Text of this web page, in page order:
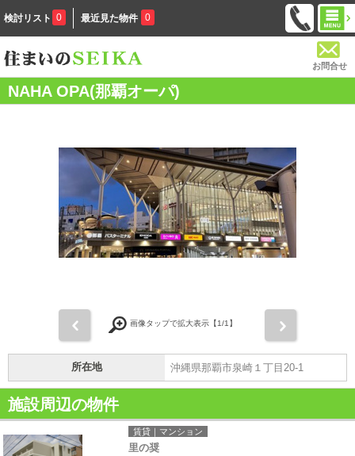
検討リスト 0 最近見た物件 0
お問合せ
NAHA OPA(那覇オーパ)
画像タップで拡大表示【1/1】
所在地 沖縄県那覇市泉崎１丁目20-1
施設周辺の物件
賃貸｜マンション
里の奨